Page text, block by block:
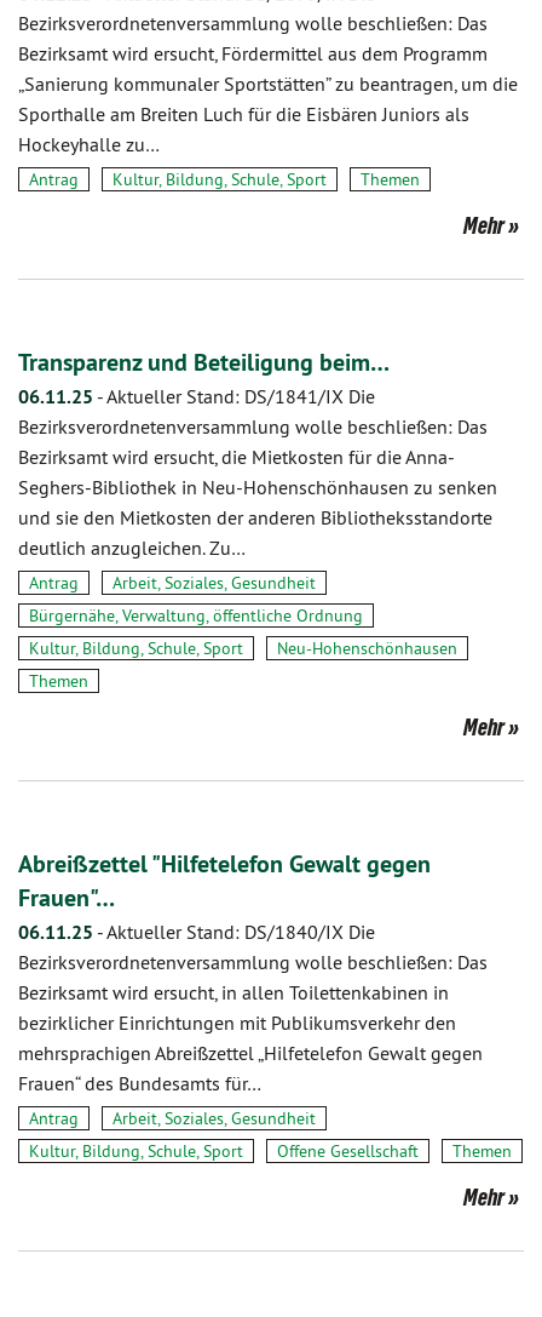
Bezirksverordnetenversammlung wolle beschließen: Das
Bezirksamt wird ersucht, Fördermittel aus dem Programm
„Sanierung kommunaler Sportstätten” zu beantragen, um die
Sporthalle am Breiten Luch für die Eisbären Juniors als
Hockeyhalle zu…
Antrag Kultur, Bildung, Schule, Sport Themen
Mehr
Transparenz und Beteiligung beim…
06.11.25 -Aktueller Stand: DS/1841/IX Die
Bezirksverordnetenversammlung wolle beschließen: Das
Bezirksamt wird ersucht, die Mietkosten für die Anna-
Seghers-Bibliothek in Neu-Hohenschönhausen zu senken
und sie den Mietkosten der anderen Bibliotheksstandorte
deutlich anzugleichen. Zu…
Antrag
Arbeit, Soziales, Gesundheit
Bürgernähe, Verwaltung, öffentliche Ordnung
Kultur, Bildung, Schule, Sport
Neu-Hohenschönhausen
Themen
Mehr
Abreißzettel "Hilfetelefon Gewalt gegen
Frauen"…
06.11.25 -Aktueller Stand: DS/1840/IX Die
Bezirksverordnetenversammlung wolle beschließen: Das
Bezirksamt wird ersucht, in allen Toilettenkabinen in
bezirklicher Einrichtungen mit Publikumsverkehr den
mehrsprachigen Abreißzettel „Hilfetelefon Gewalt gegen
Frauen“ des Bundesamts für…
Antrag
Arbeit, Soziales, Gesundheit
Kultur, Bildung, Schule, Sport
Offene Gesellschaft Themen
Mehr